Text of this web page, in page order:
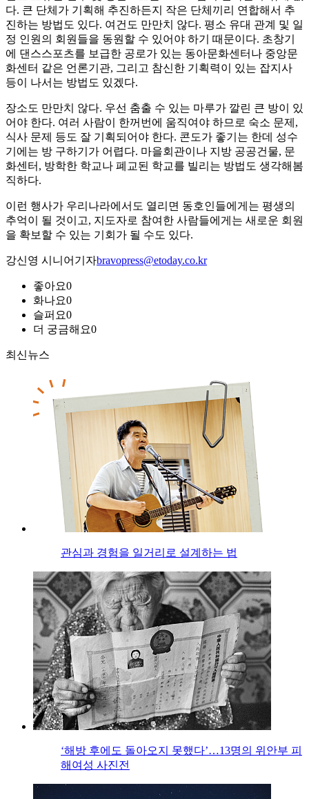
다. 큰 단체가 기획해 추진하든지 작은 단체끼리 연합해서 추
진하는 방법도 있다. 여건도 만만치 않다. 평소 유대 관계 및 일
정 인원의 회원들을 동원할 수 있어야 하기 때문이다. 초창기
에 댄스스포츠를 보급한 공로가 있는 동아문화센터나 중앙문
화센터 같은 언론기관, 그리고 참신한 기획력이 있는 잡지사
등이 나서는 방법도 있겠다.
장소도 만만치 않다. 우선 춤출 수 있는 마루가 깔린 큰 방이 있
어야 한다. 여러 사람이 한꺼번에 움직여야 하므로 숙소 문제,
식사 문제 등도 잘 기획되어야 한다. 콘도가 좋기는 한데 성수
기에는 방 구하기가 어렵다. 마을회관이나 지방 공공건물, 문
화센터, 방학한 학교나 폐교된 학교를 빌리는 방법도 생각해봄
직하다.
이런 행사가 우리나라에서도 열리면 동호인들에게는 평생의
추억이 될 것이고, 지도자로 참여한 사람들에게는 새로운 회원
을 확보할 수 있는 기회가 될 수도 있다.
강신영 시니어기자bravopress@etoday.co.kr
좋아요0
화나요0
슬퍼요0
더 궁금해요0
최신뉴스
관심과 경험을 일거리로 설계하는 법
‘해방 후에도 돌아오지 못했다’…13명의 위안부 피
해여성 사진전